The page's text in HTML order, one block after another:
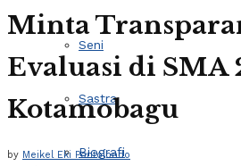
Seni
Sastra
Biografi
Minta
Evaluasi di SMA
Kotamobagu
by Meikel Eki Pontolondo